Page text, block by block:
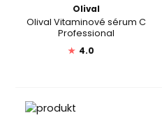
Olival
Olival Vitaminové sérum C
Professional
★ 4.0